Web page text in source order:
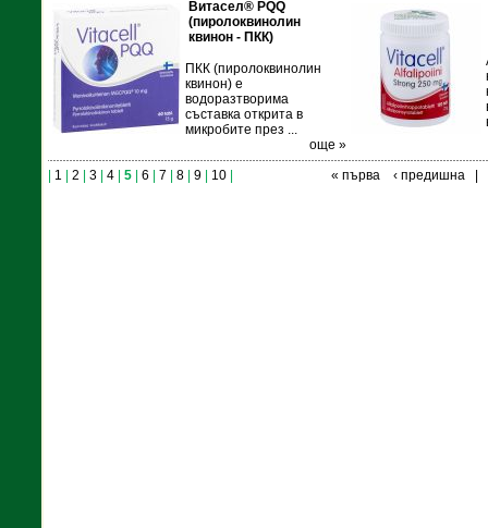
Витасел® РQQ
(пиролоквинолин
квинон - ПКК)
ПКК (пиролоквинолин
квинон) е
водоразтворима
съставка открита в
микробите през ...
още »
1 2 3 4 5 6 7 8 9 10 « първа ‹ предишна